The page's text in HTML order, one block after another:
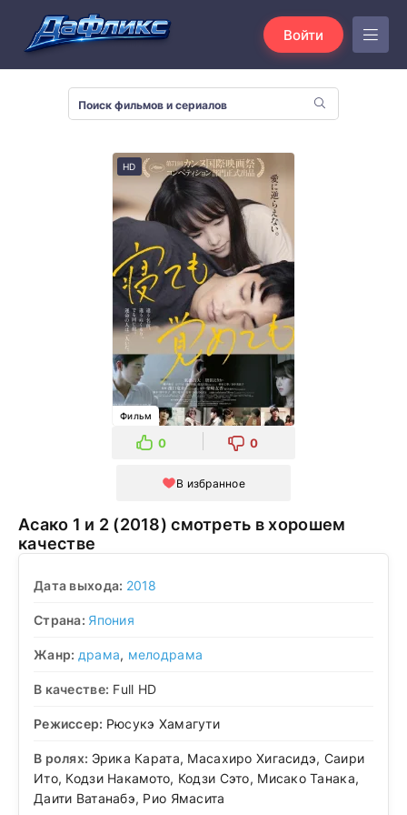
Войти
HD
Фильм
0 0
В избранное
Асако 1 и 2 (2018) смотреть в хорошем
качестве
Дата выхода: 2018
Страна: Япония
Жанр: драма, мелодрама
В качестве: Full HD
Режиссер: Рюсукэ Хамагути
В ролях: Эрика Карата, Масахиро Хигасидэ, Саири
Ито, Кодзи Накамото, Кодзи Сэто, Мисако Танака,
Даити Ватанабэ, Рио Ямасита